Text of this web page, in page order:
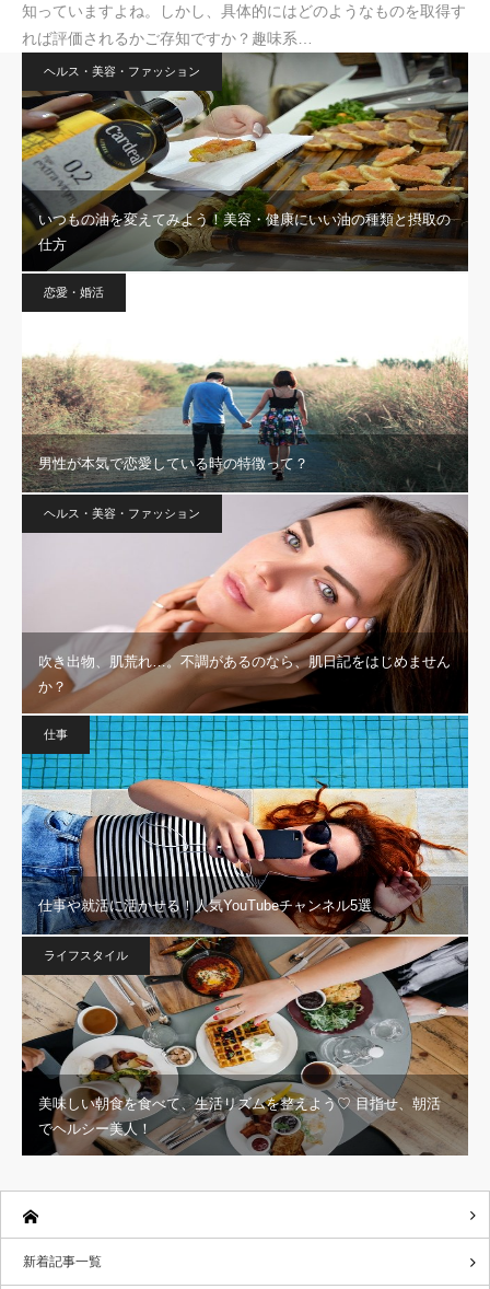
知っていますよね。しかし、具体的にはどのようなものを取得す
れば評価されるかご存知ですか？趣味系…
ヘルス・美容・ファッション
いつもの油を変えてみよう！美容・健康にいい油の種類と摂取の
仕方
恋愛・婚活
男性が本気で恋愛している時の特徴って？
ヘルス・美容・ファッション
吹き出物、肌荒れ…。不調があるのなら、肌日記をはじめません
か？
仕事
仕事や就活に活かせる！人気YouTubeチャンネル5選
ライフスタイル
美味しい朝食を食べて、生活リズムを整えよう♡ 目指せ、朝活
でヘルシー美人！
新着記事一覧